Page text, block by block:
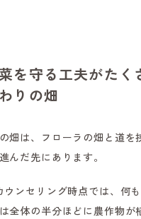
を守る工夫がたく
りの畑
畑は、フローラの畑と道を
んだ先にあります。
ウンセリング時点では、何も
全体の半分ほどに農作物が